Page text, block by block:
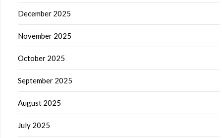
December 2025
November 2025
October 2025
September 2025
August 2025
July 2025